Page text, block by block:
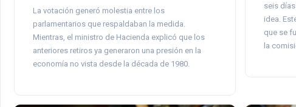
La votación generó molestia entre los
parlamentarios que respaldaban la medida.
Mientras, el ministro de Hacienda explicó que los
anteriores retiros ya generaron una presión en la
economía no vista desde la década de 1980.
seis
idea.
que se
la